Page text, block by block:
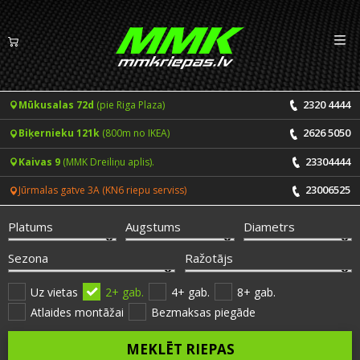
Riepas
Vasaras riepas
Ziemas riepas
Vissezonas riepas
Pakalpojumi
CENRĀDIS
Riepu montāža un balansēšana
Disku remonts
Riepu remonts
ONLINE PIERAKSTS 24/7
Vakances
Noderīgi
LV EN
Mūkusalas 72d (pie Riga Plaza) 2320 4444
Biķernieku 121k (800m no IKEA) 2626 5050
Kaivas 9 (MMK Dreiliņu aplis). 23304444
Jūrmalas gatve 3A (KN6 riepu serviss) 23006525
Platums Augstums
Diametrs
Sezona
Ražotājs
Uz vietas 2+ gab. 4+ gab.
8+ gab.
Atlaides montāžai
Bezmaksas piegāde
MEKLĒT RIEPAS